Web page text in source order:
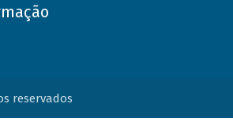
reservados